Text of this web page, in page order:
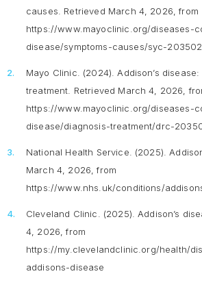
causes . Retrieved March 4, 2026, from
https://www.mayoclinic.org/diseases-
disease/symptoms-causes/syc-
Mayo Clinic. (2024). Addison’s
treatment . Retrieved March 4, 2026,
https://www.mayoclinic.org/diseases-
disease/diagnosis-treatment/drc-
National Health Service. (2025).
March 4, 2026, from
https://www.nhs.uk/conditions/
Cleveland Clinic. (2025). Addison’s
4, 2026, from
https://my.clevelandclinic.org/health/
addisons-disease